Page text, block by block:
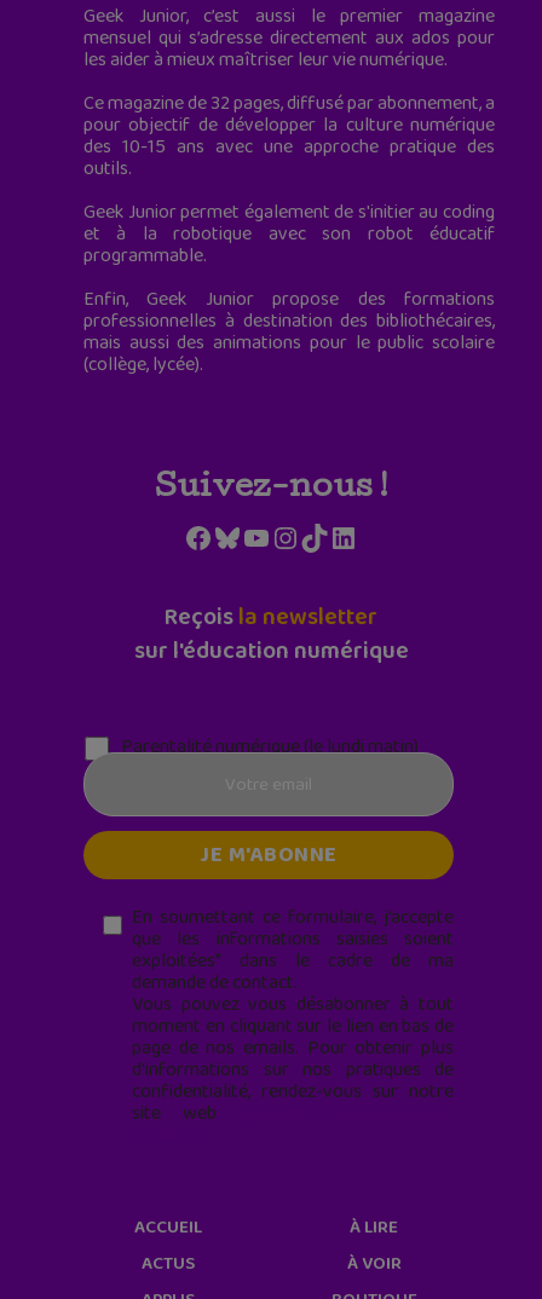
Geek Junior, c’est aussi le premier magazine
mensuel qui s’adresse directement aux ados pour
les aider à mieux maîtriser leur vie numérique.
Ce magazine de 32 pages, diffusé par abonnement, a
pour objectif de développer la culture numérique
des 10-15 ans avec une approche pratique des
outils.
Geek Junior permet également de s'initier au coding
et à la robotique avec son robot éducatif
programmable.
Enfin, Geek Junior propose des formations
professionnelles à destination des bibliothécaires,
mais aussi des animations pour le public scolaire
(collège, lycée).
Suivez-nous !
Facebook
Bluesky
YouTube
Instagram
TikTokLinkedIn
Reçoisla newsletter
sur l'éducation numérique
Parentalité numérique (le lundi matin)
En soumettant ce formulaire, j’accepte
que les informations saisies soient
exploitées* dans le cadre de ma
demande de contact.
Vous pouvez vous désabonner à tout
moment en cliquant sur le lien en bas de
page de nos emails. Pour obtenir plus
d'informations sur nos pratiques de
confidentialité, rendez-vous sur notre
site web
ACCUEIL
ACTUS
À LIRE
À VOIR